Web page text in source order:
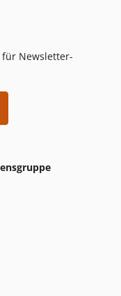
für Newsletter-